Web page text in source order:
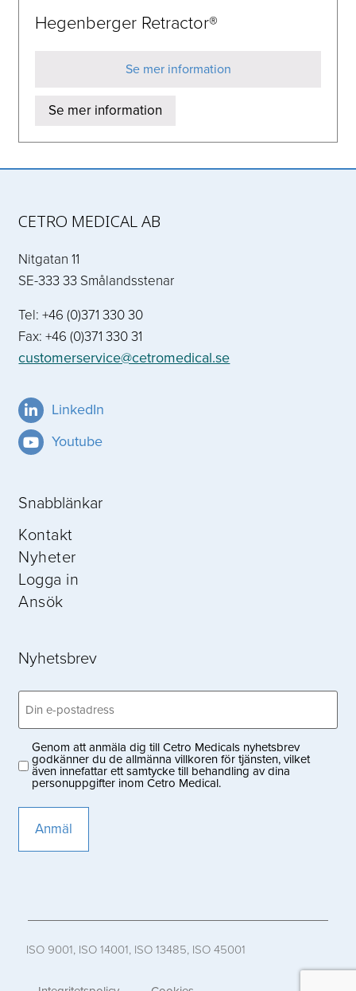
Hegenberger Retractor®
Se mer information
Se mer information
CETRO MEDICAL AB
Nitgatan 11
SE-333 33 Smålandsstenar
Tel: +46 (0)371 330 30
Fax: +46 (0)371 330 31
customerservice@cetromedical.se
LinkedIn
Youtube
Snabblänkar
Kontakt
Nyheter
Logga in
Ansök
Nyhetsbrev
Email
(Obligatoriskt)
Privacy
(Obligatoriskt)
Genom att anmäla dig till Cetro Medicals nyhetsbrev
godkänner du de allmänna villkoren för tjänsten, vilket
även innefattar ett samtycke till behandling av dina
personuppgifter inom Cetro Medical.
ISO 9001, ISO 14001, ISO 13485, ISO 45001